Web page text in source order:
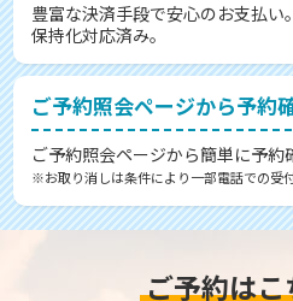
豊富な決済手段で安心のお支払
保持化対応済み。
ご予約照会ページから予約
ご予約照会ページから簡単に予約
※お取り消しは条件により一部電話での受
ご予約は